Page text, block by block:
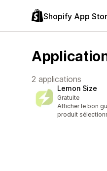
Shopify App
2 applications
Lemon Size
Gratuite
Afficher le bon
produit